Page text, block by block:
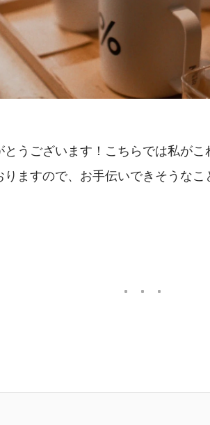
とうございます！こちらでは私が
ますので、お手伝いできそうな